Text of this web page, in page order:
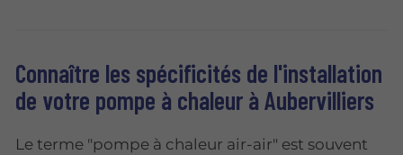
Connaître les spécificités de l'installation
de votre pompe à chaleur à Aubervilliers
Le terme "pompe à chaleur air-air" est souvent